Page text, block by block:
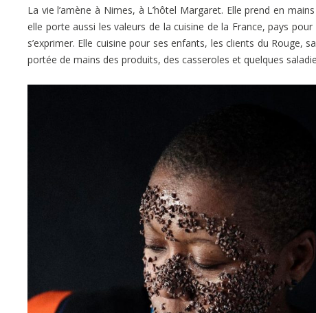
La vie l’amène à Nimes, à L’hôtel Margaret. Elle prend en
elle porte aussi les valeurs de la cuisine de la France, pays
s’exprimer. Elle cuisine pour ses enfants, les clients du Rouge,
portée de mains des produits, des casseroles et quelques